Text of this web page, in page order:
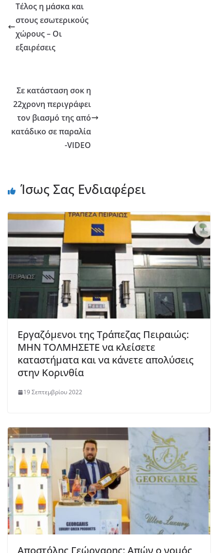
Τέλος η μάσκα και
στους εσωτερικούς
χώρους – Οι
εξαιρέσεις
Σε κατάσταση σοκ η
22χρονη περιγράφει
τον βιασμό της από
κατάδικο σε παραλία
-VIDEO
Ίσως Σας Ενδιαφέρει
Εργαζόμενοι της Τράπεζας Πειραιώς:
ΜΗΝ ΤΟΛΜΗΣΕΤΕ να κλείσετε
καταστήματα και να κάνετε απολύσεις
στην Κορινθία
19 Σεπτεμβρίου 2022
Αποστόλης Γεώργαρης: Απών ο νομός